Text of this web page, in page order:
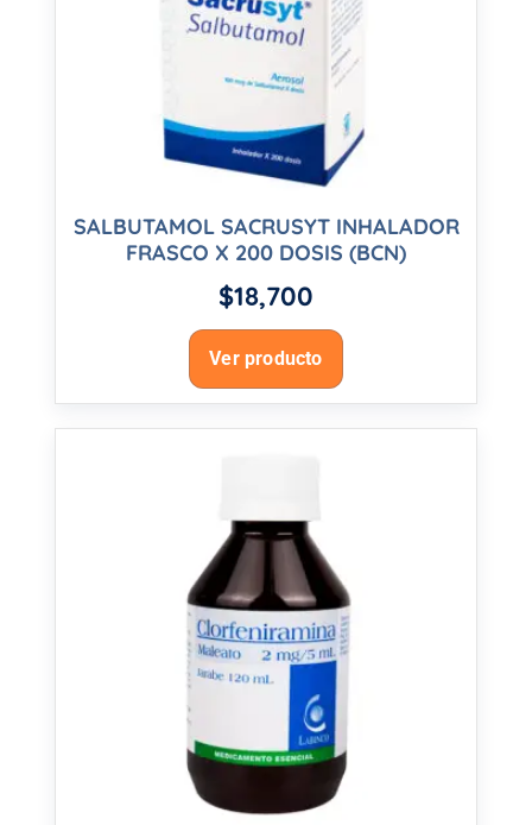
SALBUTAMOL SACRUSYT INHALADOR
FRASCO X 200 DOSIS (BCN)
$18,700
Ver producto